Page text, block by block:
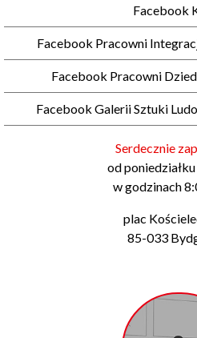
Facebook
Facebook Pracowni
Facebook Pracowni
Facebook Galerii Sztuki
Serdecznie
od
w godzinach
plac
85-033